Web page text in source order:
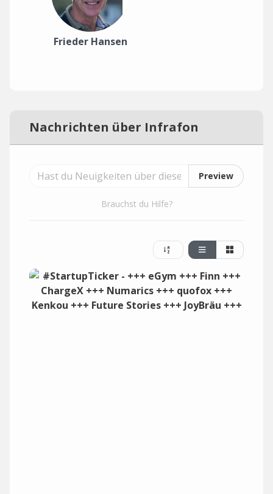
Frieder Hansen
Nachrichten über Infrafon
Preview
Brauchst du Hilfe?